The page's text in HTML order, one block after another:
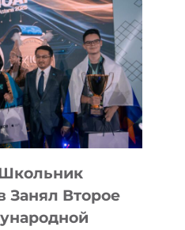
Школьник
Занял Второе